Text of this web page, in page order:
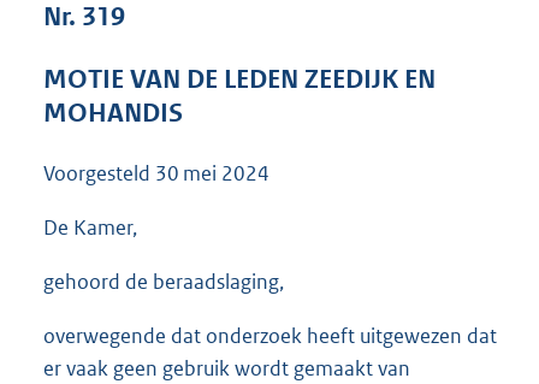
e
Nr. 319
MOTIE VAN DE LEDEN ZEEDIJK EN
MOHANDIS
Voorgesteld 30 mei 2024
De Kamer,
gehoord de beraadslaging,
overwegende dat onderzoek heeft uitgewezen dat
er vaak geen gebruik wordt gemaakt van